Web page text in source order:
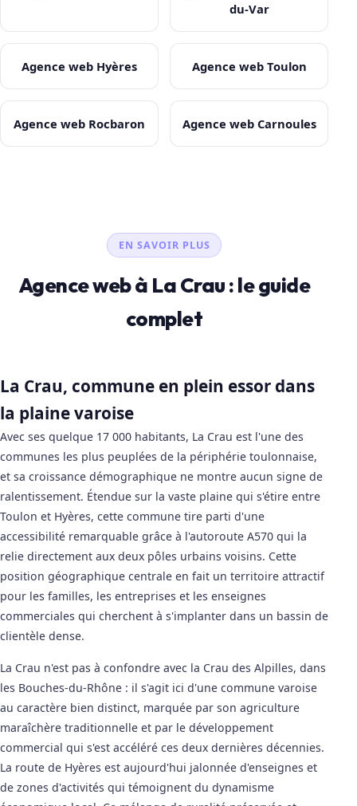
du-Var
Agence web Hyères Agence web Toulon
Agence web Rocbaron Agence web Carnoules
EN SAVOIR PLUS
Agence web à La Crau : le guide
complet
La Crau, commune en plein essor dans
la plaine varoise
Avec ses quelque 17 000 habitants, La Crau est l'une des
communes les plus peuplées de la périphérie toulonnaise,
et sa croissance démographique ne montre aucun signe de
ralentissement. Étendue sur la vaste plaine qui s'étire entre
Toulon et Hyères, cette commune tire parti d'une
accessibilité remarquable grâce à l'autoroute A570 qui la
relie directement aux deux pôles urbains voisins. Cette
position géographique centrale en fait un territoire attractif
pour les familles, les entreprises et les enseignes
commerciales qui cherchent à s'implanter dans un bassin de
clientèle dense.
La Crau n'est pas à confondre avec la Crau des Alpilles, dans
les Bouches-du-Rhône : il s'agit ici d'une commune varoise
au caractère bien distinct, marquée par son agriculture
maraîchère traditionnelle et par le développement
commercial qui s'est accéléré ces deux dernières décennies.
La route de Hyères est aujourd'hui jalonnée d'enseignes et
de zones d'activités qui témoignent du dynamisme